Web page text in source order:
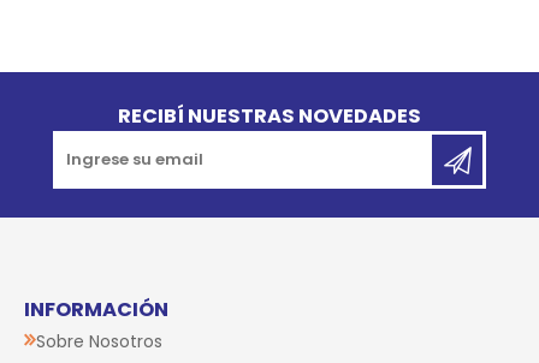
RECIBÍ NUESTRAS NOVEDADES
INFORMACIÓN
Sobre Nosotros